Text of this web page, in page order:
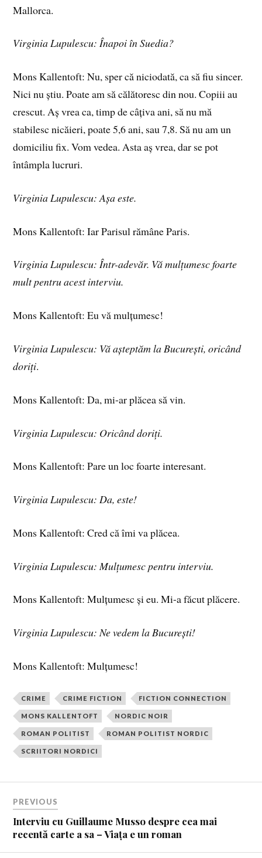
Mallorca.
Virginia Lupulescu: Înapoi în Suedia?
Mons Kallentoft: Nu, sper că niciodată, ca să fiu sincer.
Nici nu știu. Poate am să călătoresc din nou. Copiii au
crescut. Aș vrea ca, timp de câțiva ani, să nu mă
stabilesc nicăieri, poate 5,6 ani, sau 7,8. Să nu am un
domiciliu fix. Vom vedea. Asta aș vrea, dar se pot
întâmpla lucruri.
Virginia Lupulescu: Așa este.
Mons Kallentoft: Iar Parisul rămâne Paris.
Virginia Lupulescu: Într-adevăr. Vă mulțumesc foarte
mult pentru acest interviu.
Mons Kallentoft: Eu vă mulțumesc!
Virginia Lupulescu: Vă așteptăm la București, oricând
doriți.
Mons Kallentoft: Da, mi-ar plăcea să vin.
Virginia Lupulescu: Oricând doriți.
Mons Kallentoft: Pare un loc foarte interesant.
Virginia Lupulescu: Da, este!
Mons Kallentoft: Cred că îmi va plăcea.
Virginia Lupulescu: Mulțumesc pentru interviu.
Mons Kallentoft: Mulțumesc și eu. Mi-a făcut plăcere.
Virginia Lupulescu: Ne vedem la București!
Mons Kallentoft: Mulțumesc!
CRIME CRIME FICTION FICTION CONNECTION
MONS KALLENTOFT NORDIC NOIR
ROMAN POLITIST ROMAN POLITIST NORDIC
SCRIITORI NORDICI
PREVIOUS
Interviu cu Guillaume Musso despre cea mai
recentă carte a sa – Viața e un roman